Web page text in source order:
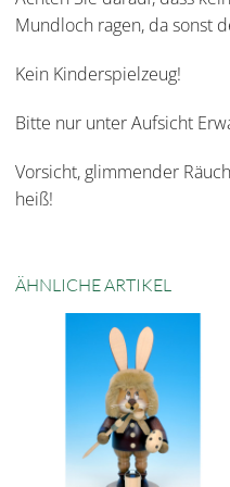
Mundloch ragen, da sonst
Kein Kinderspielzeug!
Bitte nur unter Aufsicht
Vorsicht, glimmender
heiß!
ÄHNLICHE ARTIKEL